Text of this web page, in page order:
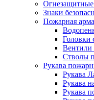
Огнезащитные
Знаки
Пожарная
Головки
Вентили
Стволы
Рукава
Рукава
Рукава
Рукава